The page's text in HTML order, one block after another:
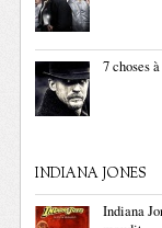
7 choses
INDIANA JONES
Indiana